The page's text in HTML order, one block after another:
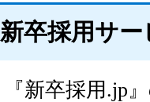
新卒採用サ
『新卒採用.jp